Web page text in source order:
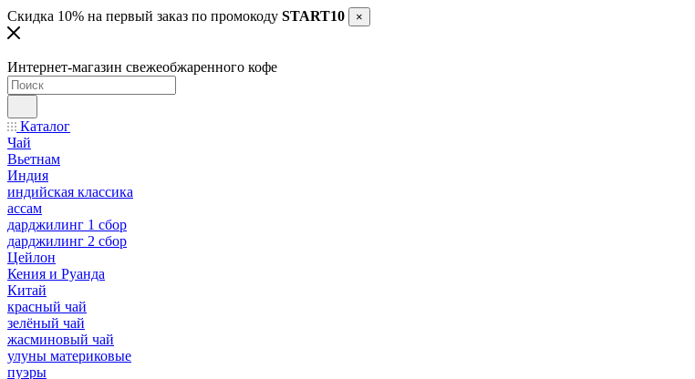
Скидка 10% на первый заказ по промокоду START10 ×
Интернет-магазин свежеобжаренного кофе
Каталог
Чай
Вьетнам
Индия
индийская классика
ассам
дарджилинг 1 сбор
дарджилинг 2 сбор
Цейлон
Кения и Руанда
Китай
красный чай
зелёный чай
жасминовый чай
улуны материковые
пуэры